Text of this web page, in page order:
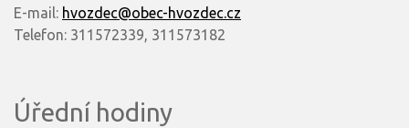
E-mail: hvozdec@obec-hvozdec.cz
Telefon: 311572339, 311573182
Úřední hodiny